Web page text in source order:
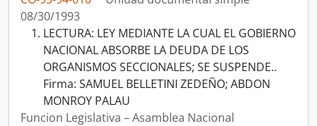
08/30/1993
LECTURA: LEY MEDIANTE LA CUAL EL GOBIERNO
NACIONAL ABSORBE LA DEUDA DE LOS
ORGANISMOS SECCIONALES; SE SUSPENDE..
Firma: SAMUEL BELLETINI ZEDEÑO; ABDON
MONROY PALAU
Funcion Legislativa – Asamblea Nacional